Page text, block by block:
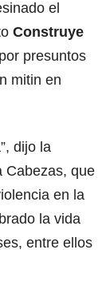
el
Construye
presuntos
mitin en
dijo la
Cabezas, que
en la
la vida
entre ellos